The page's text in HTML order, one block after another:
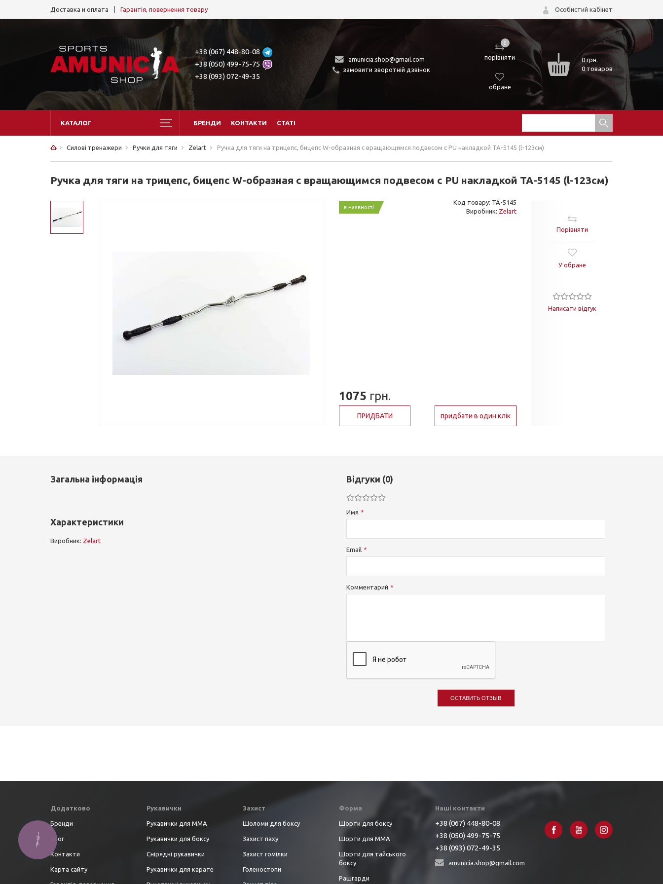
Доставка и оплата Гарантія, повернення товару Особистий кабінет
+38 (067) 448-80-08
+38 (050) 499-75-75
+38 (093) 072-49-35
amunicia.shop@gmail.com
замовити зворотній дзвінок
0
порівняти
обране
0грн.
0 товаров
КАТАЛОГ БРЕНДИ КОНТАКТИ СТАТІ
Силові тренажери Ручки для тяги Zelart Ручка для тяги на трицепс, бицепс W-образная c вращающимся подвесом с PU накладкой TA-5145 (l-123см)
Ручка для тяги на трицепс, бицепс W-образная c вращающимся подвесом с PU накладкой TA-5145 (l-123см)
в наявності
Код товару: TA-5145
Виробник: Zelart
1075 грн.
ПРИДБАТИ придбати в один клік
Порівняти
У обране
Написати відгук
Загальна інформація
Характеристики
Виробник: Zelart
Відгуки (0)
Имя
Email
Комментарий
ОСТАВИТЬ ОТЗЫВ
Додатково
Бренди
Блог
Контакти
Карта сайту
Рукавички
Рукавички для ММА
Рукавички для боксу
Снірядні рукавички
Рукавички для карате
Захист
Шоломи для боксу
Захист паху
Захист гомілки
Голеностопи
Форма
Шорти для боксу
Шорти для ММА
Шорти для тайського
боксу
Рашгарди
Наші контакти
+38 (067) 448-80-08
+38 (050) 499-75-75
+38 (093) 072-49-35
amunicia.shop@gmail.com